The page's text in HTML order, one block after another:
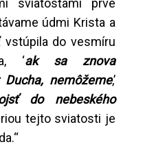
sviatosťami prvé
údmi Krista a
do vesmíru
‘ak sa znova
nemôžeme,’
do nebeského
tejto sviatosti je